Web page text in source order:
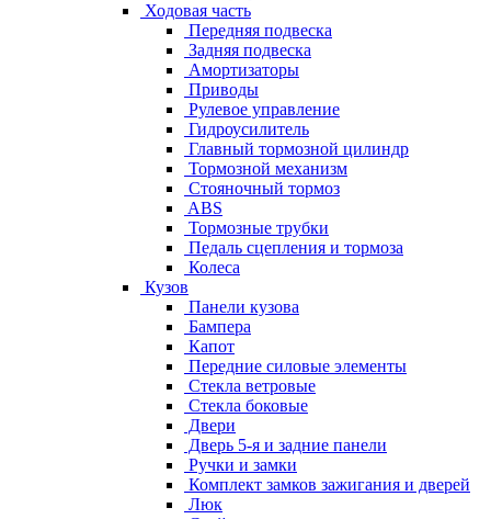
Ходовая часть
Передняя подвеска
Задняя подвеска
Амортизаторы
Приводы
Рулевое управление
Гидроусилитель
Главный тормозной цилиндр
Тормозной механизм
Стояночный тормоз
ABS
Тормозные трубки
Педаль сцепления и тормоза
Колеса
Кузов
Панели кузова
Бампера
Капот
Передние силовые элементы
Стекла ветровые
Стекла боковые
Двери
Дверь 5-я и задние панели
Ручки и замки
Комплект замков зажигания и дверей
Люк